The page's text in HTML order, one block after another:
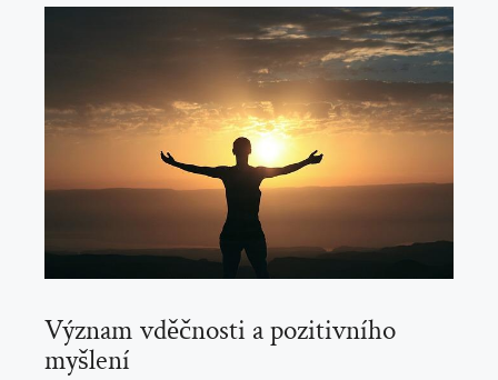
Význam vděčnosti a pozitivního
myšlení